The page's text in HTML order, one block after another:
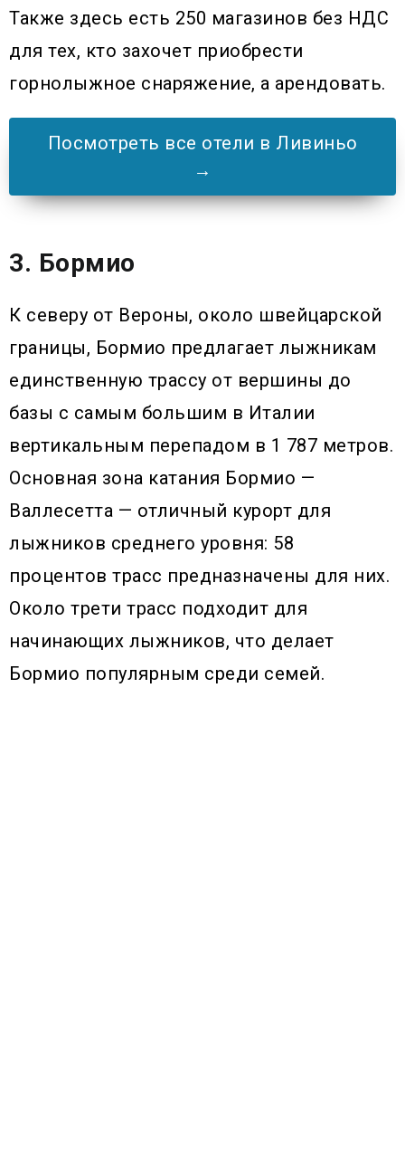
Также здесь есть 250 магазинов без НДС
для тех, кто захочет приобрести
горнолыжное снаряжение, а арендовать.
Посмотреть все отели в Ливиньо
→
3. Бормио
К северу от Вероны, около швейцарской
границы, Бормио предлагает лыжникам
единственную трассу от вершины до
базы с самым большим в Италии
вертикальным перепадом в 1 787 метров.
Основная зона катания Бормио —
Валлесетта — отличный курорт для
лыжников среднего уровня: 58
процентов трасс предназначены для них.
Около трети трасс подходит для
начинающих лыжников, что делает
Бормио популярным среди семей.